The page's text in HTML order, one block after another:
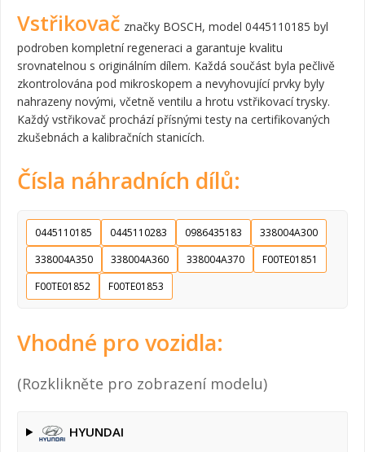
Vstřikovač značky BOSCH, model 0445110185 byl
podroben kompletní regeneraci a garantuje kvalitu
srovnatelnou s originálním dílem. Každá součást byla pečlivě
zkontrolována pod mikroskopem a nevyhovující prvky byly
nahrazeny novými, včetně ventilu a hrotu vstřikovací trysky.
Každý vstřikovač prochází přísnými testy na certifikovaných
zkušebnách a kalibračních stanicích.
Čísla náhradních dílů:
0445110185 0445110283 0986435183
338004A300
338004A350
338004A360 338004A370
F00TE01851
F00TE01852
F00TE01853
Vhodné pro vozidla:
(Rozklikněte pro zobrazení modelu)
HYUNDAI